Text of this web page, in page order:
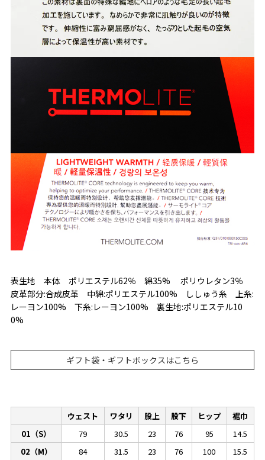
表生地 本体 ポリエステル62％ 綿35% ポリウレタン3％
皮革部分:合成皮革 中綿:ポリエステル100% ししゅう糸 上糸:
レーヨン100% 下糸:レーヨン100% 裏生地:ポリエステル10
0%
ギフト袋・ギフトボックスはこちら
ウェスト ワタリ 股上 股下 ヒップ
裾巾
01（S）
79 30.5 23 76 95
14.5
02（M）
84 31.5 23 76 100
15.5